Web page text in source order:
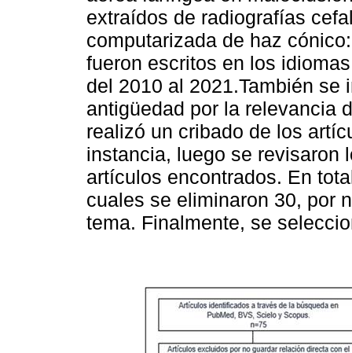
extraídos de radiografías
computarizada de haz
fueron escritos en los
del 2010 al 2021.También
antigüedad por la relevancia
realizó un cribado de los
instancia, luego se revisaron
artículos encontrados. En
cuales se eliminaron 30, por
tema. Finalmente, se